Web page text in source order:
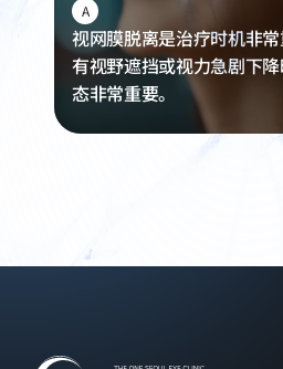
A
视网膜脱离是治疗时机非
有视野遮挡或视力急剧下
态非常重要。